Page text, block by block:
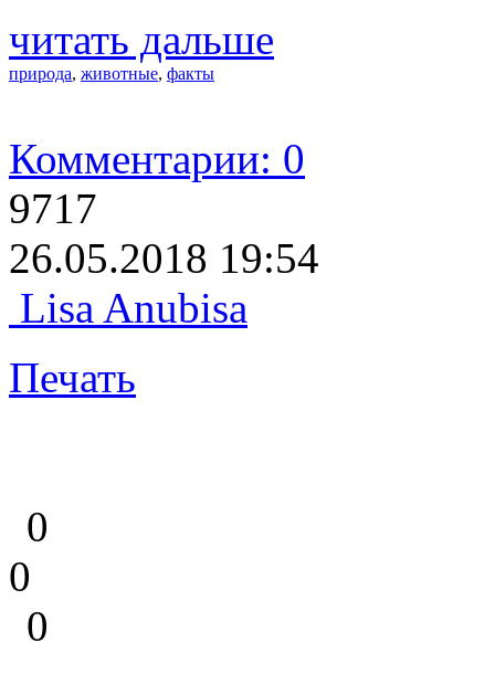
читать дальше
природа, животные, факты
Комментарии: 0
9717
26.05.2018 19:54
Lisa Anubisa
Печать
0
0
0